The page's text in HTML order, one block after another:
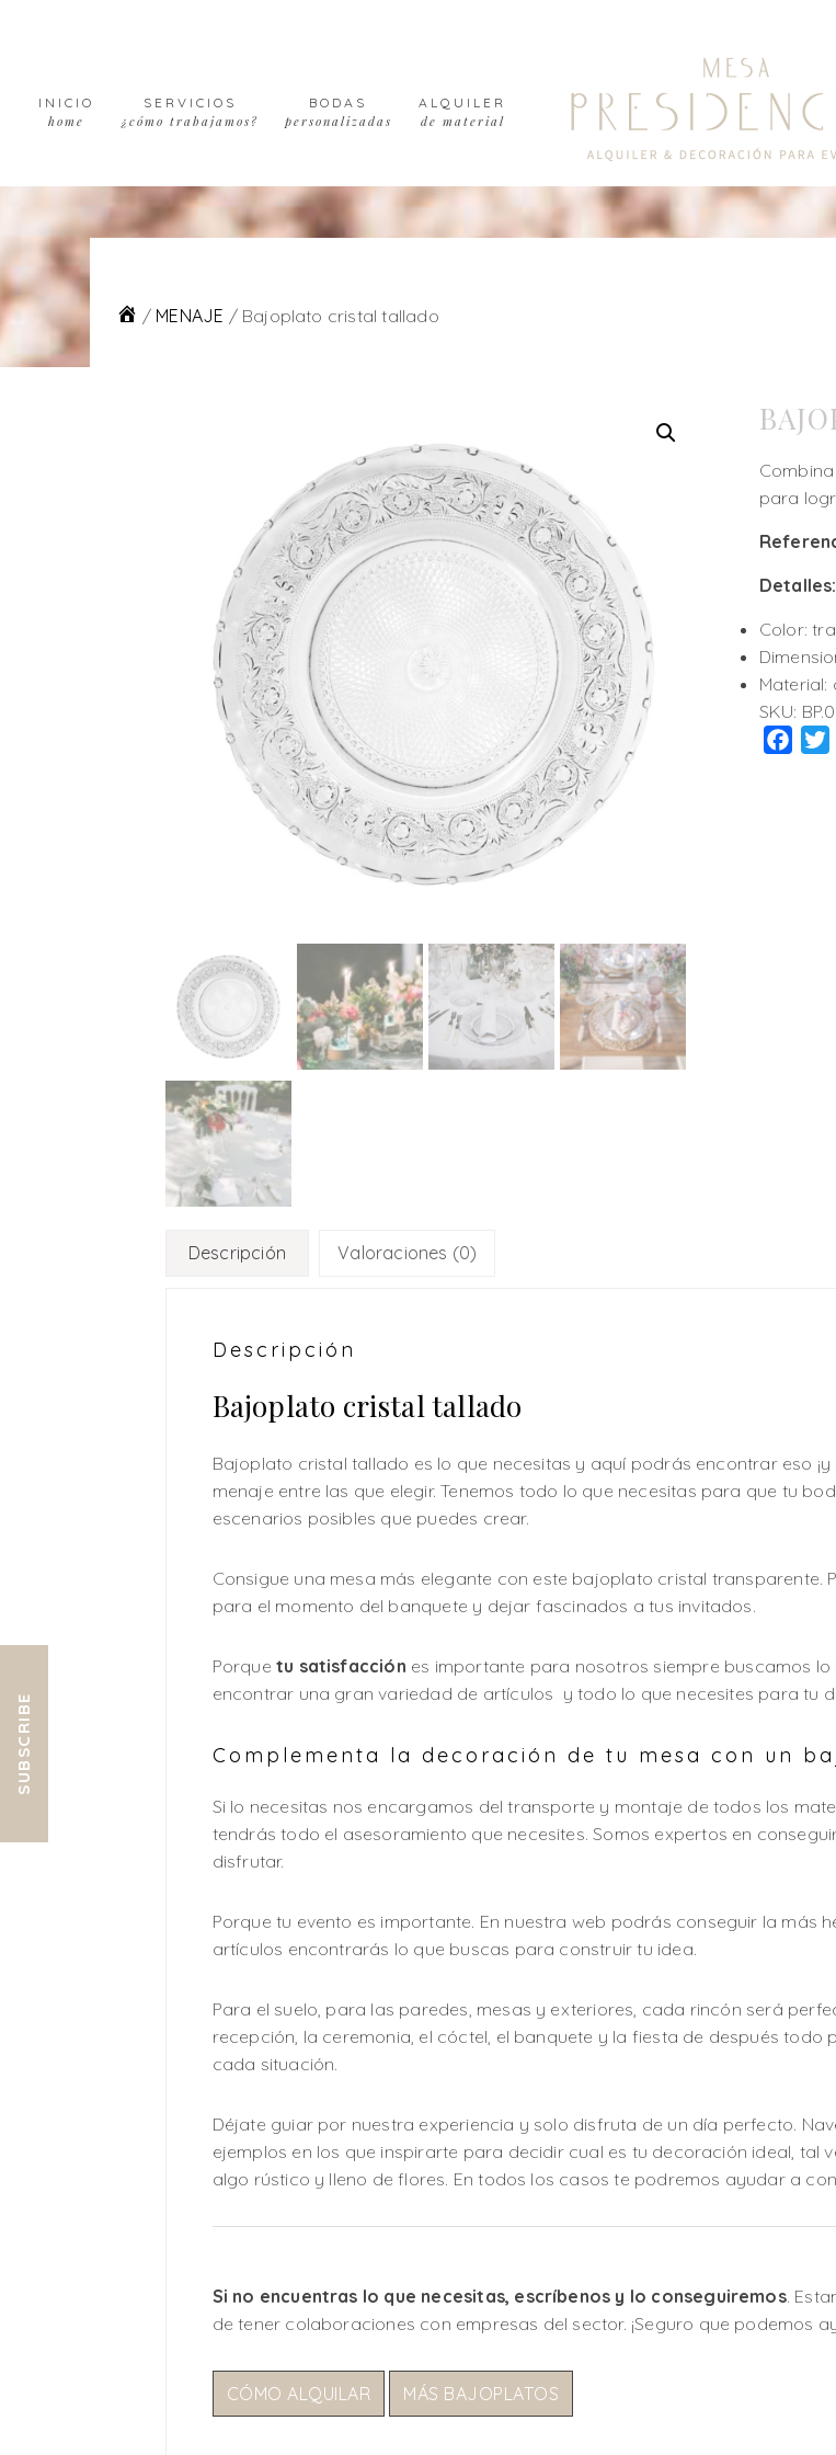
navigation
contentINICIO
home
SERVICIOS
¿cómo trabajamos?
BODAS
personalizadas
ALQUILER
de material
/ MENAJE /Bajoplato cristal tallado
para
Detalles:
Color:
Material:
SKU:
Descripción Valoraciones (0)
Descripción
Bajoplato cristal tallado
Bajoplato cristal tallado es lo que necesitas y aquí podrás encontrar eso
menaje entre las que elegir. Tenemos todo lo que necesitas para que tu
escenarios posibles que puedes crear.
Consigue una mesa más elegante con este bajoplato cristal
para el momento del banquete y dejar fascinados a tus invitados.
Porque tu satisfacción es importante para nosotros siempre buscamos lo
encontrar una gran variedad de artículos y todo lo que necesites para tu
Complementa la decoración de tu mesa con un
Si lo necesitas nos encargamos del transporte y montaje de todos los
tendrás todo el asesoramiento que necesites. Somos expertos en
disfrutar.
Porque tu evento es importante. En nuestra web podrás conseguir la más
artículos encontrarás lo que buscas para construir tu idea.
Para el suelo, para las paredes, mesas y exteriores, cada rincón será
recepción, la ceremonia, el cóctel, el banquete y la fiesta de después
cada situación.
Déjate guiar por nuestra experiencia y solo disfruta de un día perfecto.
ejemplos en los que inspirarte para decidir cual es tu decoración ideal, tal
algo rústico y lleno de flores. En todos los casos te podremos ayudar a
Si no encuentras lo que necesitas, escríbenos y lo conseguiremos.
de tener colaboraciones con empresas del sector. ¡Seguro que podemos
CÓMO ALQUILAR MÁS BAJOPLATOS
SUBSCRIBE